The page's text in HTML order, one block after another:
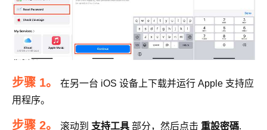
步骤 1。
在另一台 iOS 设备上下载并运行 Apple 支持应
用程序。
步骤 2。 滚动到 支持工具 部分，然后点击 重設密碼.